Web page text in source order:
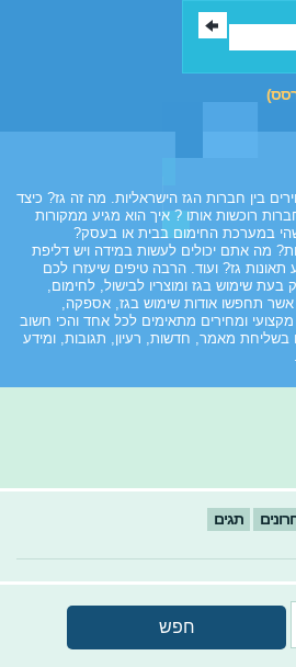
בין חברות הגז הישראליות. מה זה גז? כיצד
רוכשות אותו ? איך הוא מגיע ממקורות
במערכת החימום בבית או בעסק?
מה אתם יכולים לעשות במידה ויש דליפת
תאונות גז? ועוד. הרבה טיפים שיעזרו לכם
שימוש בגז ומוצריו לבישול, לחימום,
תחפשו אודות שימוש בגז, אספקה,
ומחירים מתאימים לכל אחד והכי חשוב
מאמר, חדשות, רעיון, תגובות, ומידע
תגים